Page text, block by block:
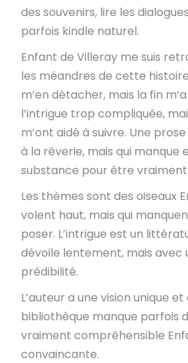
des souvenirs, lire les
parfois kindle naturel.
Enfant de Villeray me suis
les méandres de cette
m’en détacher, mais la fin
l’intrigue trop compliquée,
m’ont aidé à suivre. Une
à la rêverie, mais qui manque
substance pour être
Les thèmes sont des oiseaux
volent haut, mais qui
poser. L’intrigue est un
dévoile lentement, mais avec
prédibilité.
L’auteur a une vision unique
bibliothèque manque parfois
vraiment compréhensible
convaincante.